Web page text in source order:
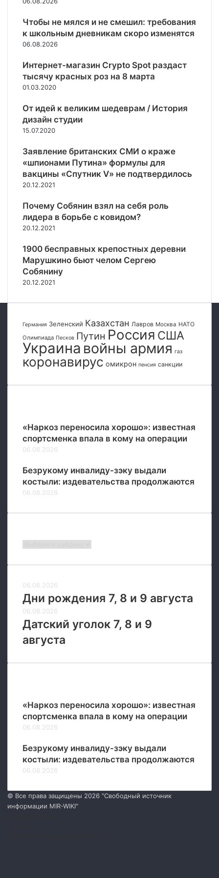
п
а
в
д
л
и
с
а
е
р
р
т
о
р
ю
У
к
а
ы
в
е
ч
е
и
е
б
л
ж
й
и
х
4
ч
в
з
с
т
а
и
т
З
п
а
д
т
к
а
ь
с
я
т
а
н
т
р
с
с
и
й
с
и
н
к
ц
й
ч
е
е
с
л
к
о
м
с
ц
Чтобы не мялся и не смешил: требования
к школьным дневникам скоро изменятся
06.08.2026
Интернет-магазин Crypto Spot раздаст
тысячу красных роз на 8 марта
01.03.2020
От идей к великим шедеврам / История
дизайн студии
15.07.2020
Заявление британских СМИ о краже
«шпионами Путина» формулы для
вакцины «Спутник V» не подтвердилось
20.12.2021
Почему Собянин взял на себя роль
лидера в борьбе с ковидом?
20.12.2021
1900 бесправных крепостных деревни
Марушкино бьют челом Сергею
Собянину
20.12.2021
Германия Зеленский Казахстан Лавров Москва НАТО
Олимпиада Песков Путин Россия США
Украина войны армия газ
коронавирус омикрон пенсия санкции
«Наркоз переносила хорошо»: известная
спортсменка впала в кому на операции
06.08.2026
Безрукому инвалиду-зэку выдали
костыли: издевательства продолжаются
06.08.2026
06.08.2026
Дни рождения 7, 8 и 9 августа
06.08.2026
Датский уголок 7, 8 и 9
августа
«Наркоз переносила хорошо»: известная
спортсменка впала в кому на операции
06.08.2026
Безрукому инвалиду-зэку выдали
костыли: издевательства продолжаются
06.08.2026
© Все права защищены 2026 "Свободный источник
информации MIR-WIKI"